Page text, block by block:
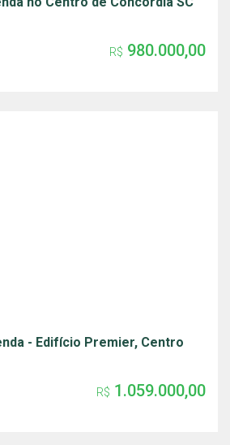
R$ 980.000,00
- Edifício Premier, Centro
R$ 1.059.000,00